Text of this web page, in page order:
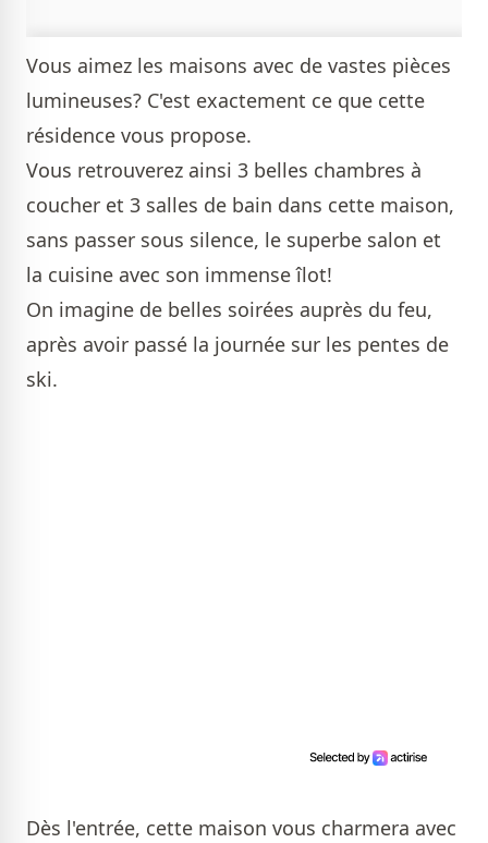
Vous aimez les maisons avec de vastes pièces
lumineuses? C'est exactement ce que cette
résidence vous propose.
Vous retrouverez ainsi 3 belles chambres à
coucher et 3 salles de bain dans cette maison,
sans passer sous silence, le superbe salon et
la cuisine avec son immense îlot!
On imagine de belles soirées auprès du feu,
après avoir passé la journée sur les pentes de
ski.
Dès l'entrée, cette maison vous charmera avec